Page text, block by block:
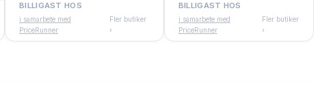
BILLIGAST HOS
i samarbete med
PriceRunner
Fler butiker
›
BILLIGAST HOS
i samarbete med
PriceRunner
Fler butiker
›